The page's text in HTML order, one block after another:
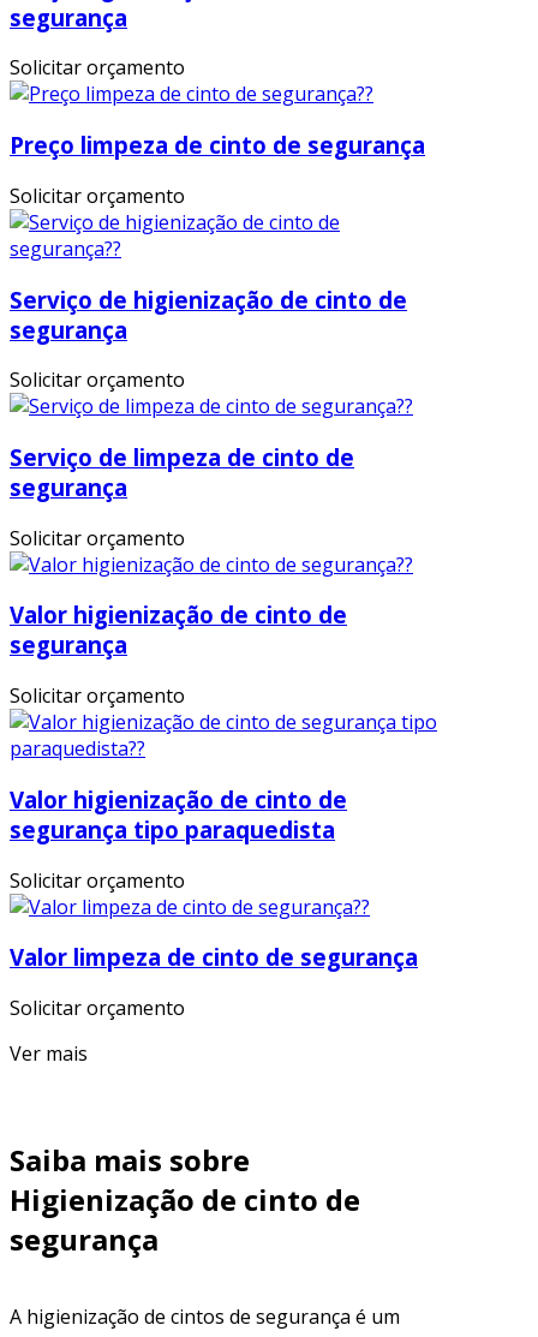
segurança
Solicitar orçamento
Preço limpeza de cinto de segurança
Solicitar orçamento
Serviço de higienização de cinto de
segurança
Solicitar orçamento
Serviço de limpeza de cinto de
segurança
Solicitar orçamento
Valor higienização de cinto de
segurança
Solicitar orçamento
Valor higienização de cinto de
segurança tipo paraquedista
Solicitar orçamento
Valor limpeza de cinto de segurança
Solicitar orçamento
Ver mais
Saiba mais sobre
Higienização de cinto de
segurança
A higienização de cintos de segurança é um